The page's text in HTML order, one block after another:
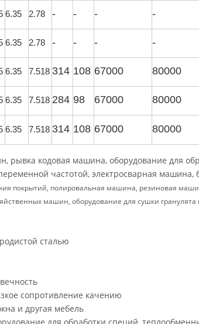
6.35 2.78 - - - -
6.35 2.78 - - - -
6.35 7.518 314 108 67000 80000
6.35 7.518 284 98 67000 80000
6.35 7.518 314 108 67000 80000
рывка кодовая машина, оборудование для
частотой, электросварная машина,
покрытий, полировальная машина, резиновая
машин, оборудование для сушки гранулята
сталью
сопротивление качению
и другая мебель